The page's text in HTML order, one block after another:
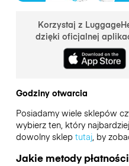
Korzystaj z
dzięki oficjalnej
Godziny otwarcia
Posiadamy wiele sklepów
wybierz ten, który
dowolny sklep tutaj, by
Jakie metody